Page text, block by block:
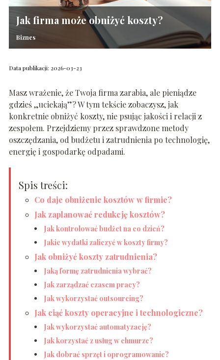
Jak firma może obniżyć koszty?
Biznes
Data publikacji: 2026-03-23
Masz wrażenie, że Twoja firma zarabia, ale pieniądze
gdzieś „uciekają”? W tym tekście zobaczysz, jak
konkretnie obniżyć koszty, nie psując jakości i relacji z
zespołem. Przejdziemy przez sprawdzone metody
oszczędzania, od budżetu i zatrudnienia po technologię,
energię i gospodarkę odpadami.
Spis treści:
Co daje obniżenie kosztów w firmie?
Jak zaplanować redukcję kosztów?
Jak kontrolować budżet na co dzień?
Jakie wydatki zaliczyć w koszty firmy?
Jak obniżyć koszty zatrudnienia?
Jaką formę zatrudnienia wybrać?
Jak zarządzać czasem pracy?
Jak wykorzystać outsourcing?
Jak ciąć koszty operacyjne i technologiczne?
Jak wykorzystać automatyzację?
Jak korzystać z usług w chmurze?
Jak dobrać sprzęt i oprogramowanie?